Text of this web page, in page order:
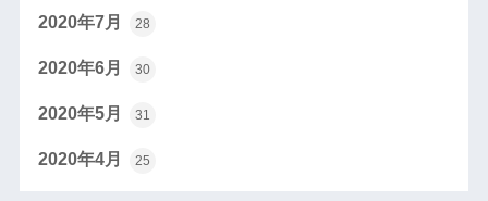
2020年7月 28
2020年6月 30
2020年5月 31
2020年4月 25